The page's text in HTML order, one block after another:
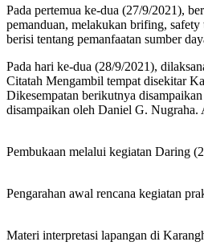
Pada pertemua ke-dua (27/9/2021),
pemanduan, melakukan brifing,
berisi tentang pemanfaatan sumber
Pada hari ke-dua (28/9/2021),
Citatah Mengambil tempat disekitar
Dikesempatan berikutnya
disampaikan oleh Daniel G. Nugraha.
Pembukaan melalui kegiatan Daring
Pengarahan awal rencana kegiatan
Materi interpretasi lapangan di